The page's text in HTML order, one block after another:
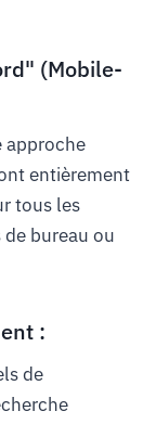
(Mobile-
approche
entièrement
tous les
bureau ou
:
de